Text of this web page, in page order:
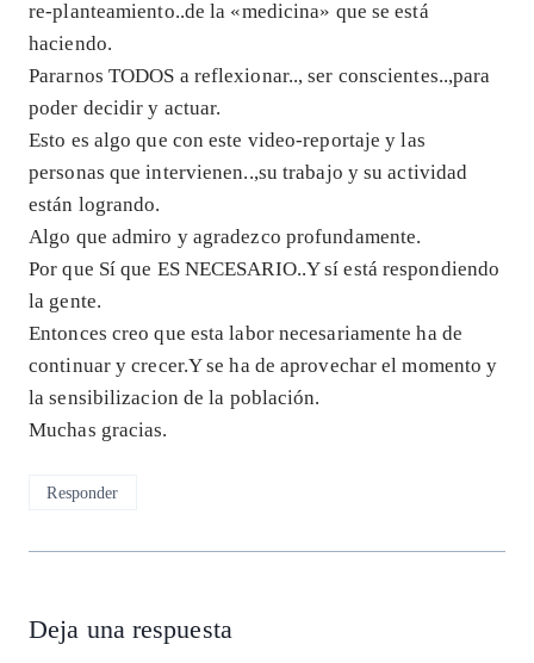
re-planteamiento..de la «medicina» que se está
haciendo.
Pararnos TODOS a reflexionar.., ser conscientes..,para
poder decidir y actuar.
Esto es algo que con este video-reportaje y las
personas que intervienen..,su trabajo y su actividad
están logrando.
Algo que admiro y agradezco profundamente.
Por que Sí que ES NECESARIO..Y sí está respondiendo
la gente.
Entonces creo que esta labor necesariamente ha de
continuar y crecer.Y se ha de aprovechar el momento y
la sensibilizacion de la población.
Muchas gracias.
Responder
Deja una respuesta